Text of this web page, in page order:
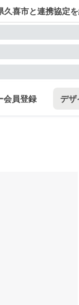
喜市と連携協定
会員登録 デザ